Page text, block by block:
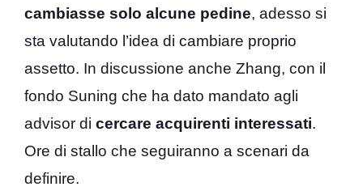
cambiasse solo alcune pedine, adesso si
sta valutando l’idea di cambiare proprio
assetto. In discussione anche Zhang, con il
fondo Suning che ha dato mandato agli
advisor di cercare acquirenti interessati.
Ore di stallo che seguiranno a scenari da
definire.